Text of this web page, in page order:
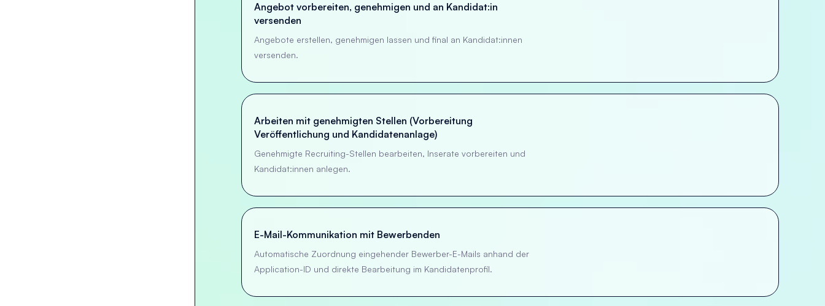
Angebot vorbereiten, genehmigen und an Kandidat:in
versenden
Angebote erstellen, genehmigen lassen und final an Kandidat:innen
versenden.
Arbeiten mit genehmigten Stellen (Vorbereitung
Veröffentlichung und Kandidatenanlage)
Genehmigte Recruiting-Stellen bearbeiten, Inserate vorbereiten und
Kandidat:innen anlegen.
E-Mail-Kommunikation mit Bewerbenden
Automatische Zuordnung eingehender Bewerber-E-Mails anhand der
Application-ID und direkte Bearbeitung im Kandidatenprofil.